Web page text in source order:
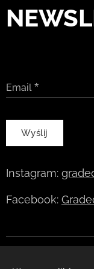
Email
Wyślij
Instagram:
Facebook: